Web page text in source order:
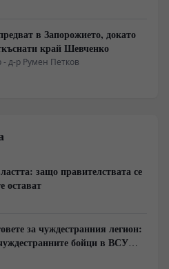
в Запорожието, докато
край Шевченко
д-р Румен Петков
защо правителствата се
остават
за чуждестранния легион:
бойци в ВСУ